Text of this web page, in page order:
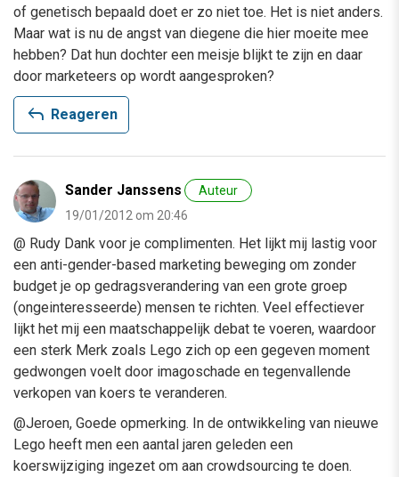
of genetisch bepaald doet er zo niet toe. Het is niet anders.
Maar wat is nu de angst van diegene die hier moeite mee
hebben? Dat hun dochter een meisje blijkt te zijn en daar
door marketeers op wordt aangesproken?
reply Reageren
Sander Janssens
Auteur
19/01/2012 om 20:46
@ Rudy Dank voor je complimenten. Het lijkt mij lastig voor
een anti-gender-based marketing beweging om zonder
budget je op gedragsverandering van een grote groep
(ongeinteresseerde) mensen te richten. Veel effectiever
lijkt het mij een maatschappelijk debat te voeren, waardoor
een sterk Merk zoals Lego zich op een gegeven moment
gedwongen voelt door imagoschade en tegenvallende
verkopen van koers te veranderen.
@Jeroen, Goede opmerking. In de ontwikkeling van nieuwe
Lego heeft men een aantal jaren geleden een
koerswijziging ingezet om aan crowdsourcing te doen.